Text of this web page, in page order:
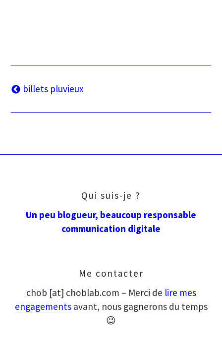
Navigation
billets pluvieux
Qui suis-je ?
Un peu blogueur, beaucoup responsable
communication digitale
Me contacter
chob [at] choblab.com – Merci de lire mes
engagementsavant, nous gagnerons du temps
😉